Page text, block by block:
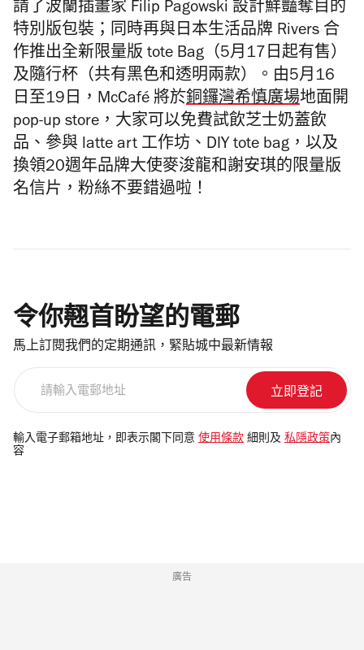
請了波蘭插畫家 Filip Pagowski 設計鮮豔奪目的
特別版包裝；同時再與日本生活品牌 Rivers 合
作推出全新限量版 tote Bag（5月17日起有售）
及隨行杯（共有黑色和透明兩款）。 由5月16
日至19日， McCafé 將於銅鑼灣希慎廣場地面開
pop-up store，大家可以免費試飲芝士奶蓋飲
品、參與 latte art 工作坊、DIY tote bag，以及
換領20週年品牌大使麥浚龍和謝安琪的限量版
名信片，粉絲不要錯過啦！
令你翹首盼望的電郵
馬上訂閱我們的定期通訊，緊貼城中最新情報
電
郵
輸入電子郵箱地址，即表示閣下同意 使用條款 細則及 私隱政策 內
容
廣告